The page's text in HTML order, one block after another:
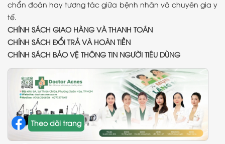
chẩn đoán hay tương tác giữa bệnh nhân và chuyên gia y
tế.
CHÍNH SÁCH GIAO HÀNG VÀ THANH TOÁN
CHÍNH SÁCH ĐỔI TRẢ VÀ HOÀN TIỀN
CHÍNH SÁCH BẢO VỆ THÔNG TIN NGƯỜI TIÊU DÙNG
Theo dõi trang